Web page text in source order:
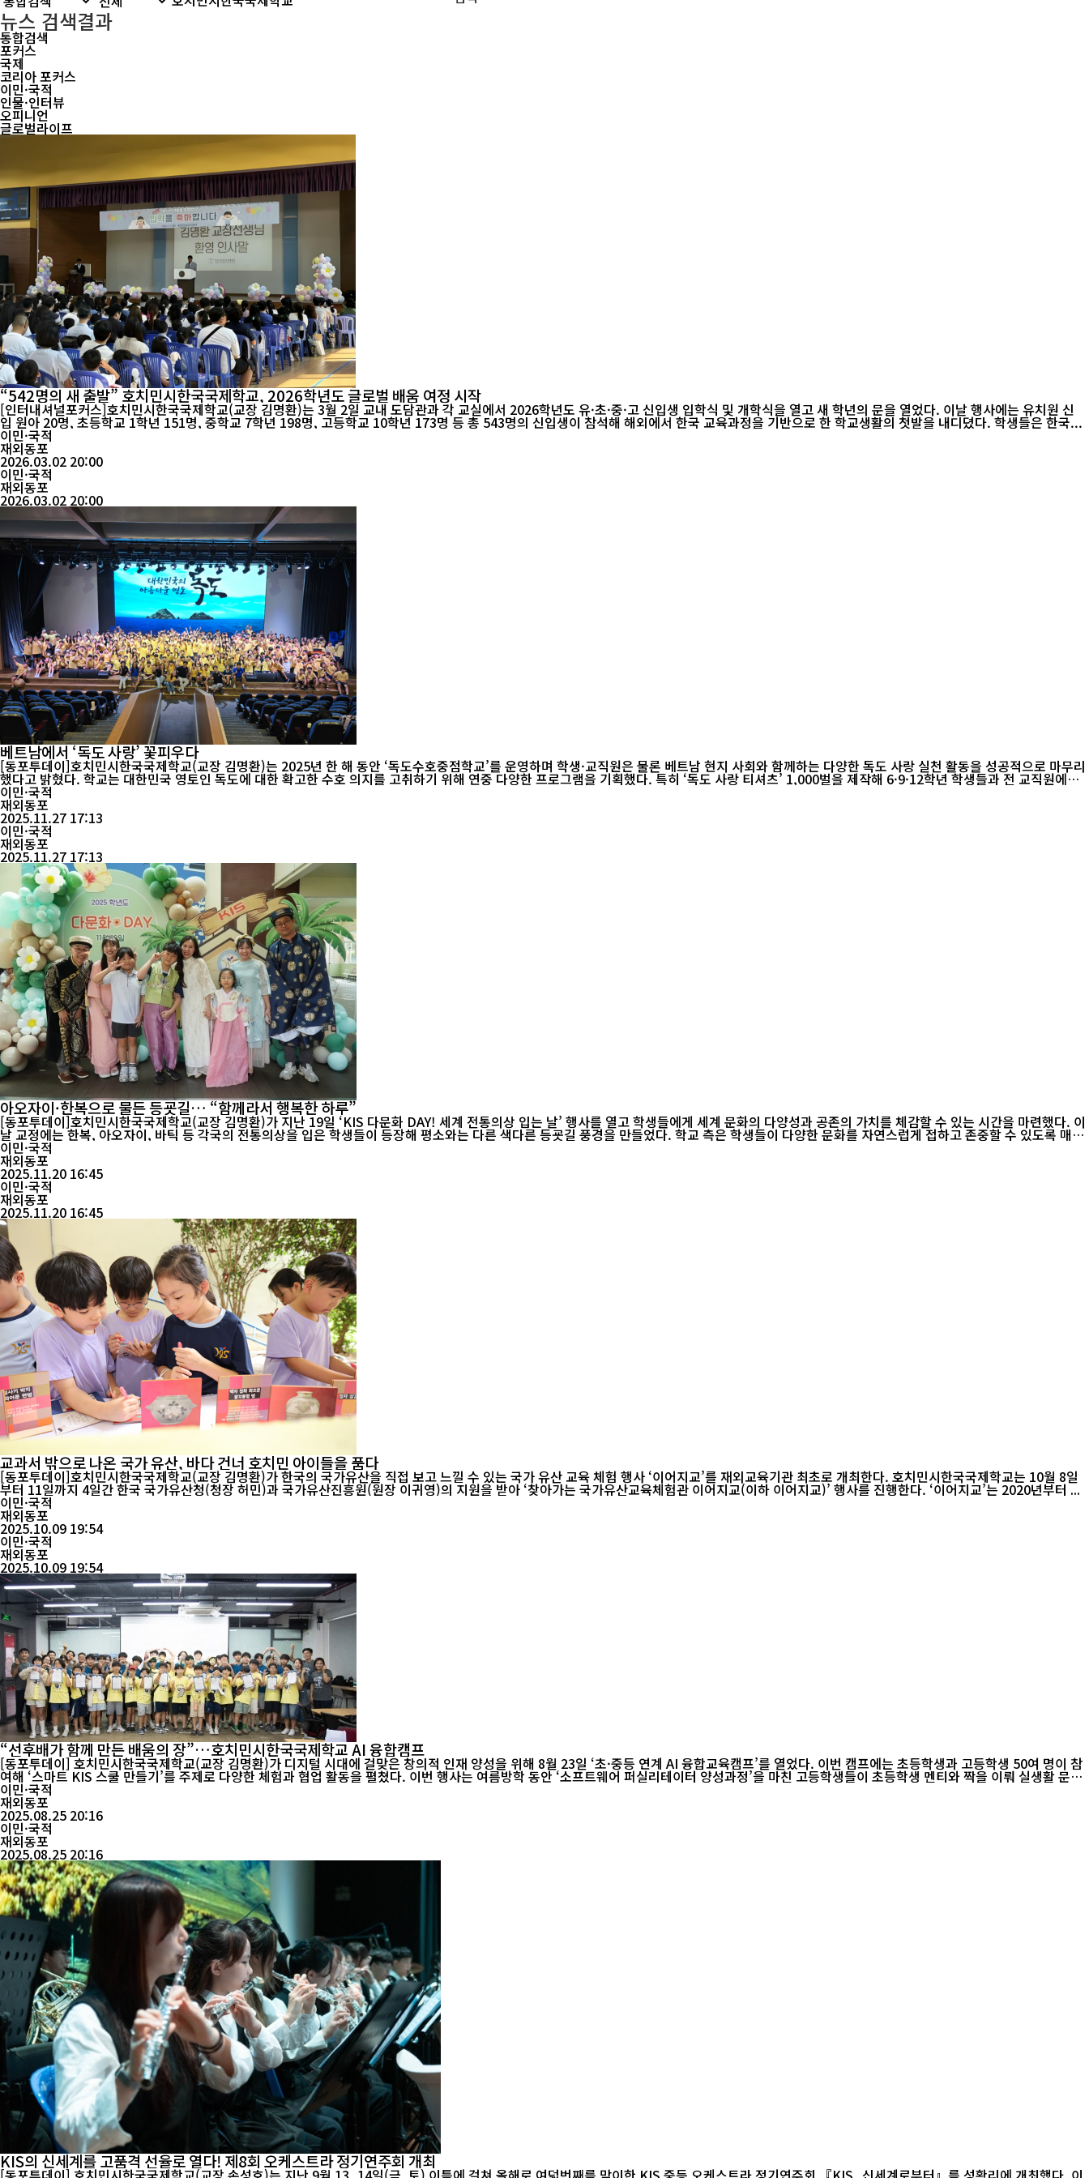
뉴스 검색결과
통합검색
포커스
국제
코리아 포커스
이민·국적
인물·인터뷰
오피니언
글로벌라이프
“542명의 새 출발” 호치민시한국국제학교, 2026학년도 글로벌 배움 여정 시작
[인터내셔널포커스]호치민시한국국제학교(교장 김명환)는 3월 2일 교내 도담관과 각 교실에서 2026학년도 유·초·중·고 신입생 입학식 및 개학식을 열고 새 학년의 문을 열었다. 이날 행사에는 유치원 신
입 원아 20명, 초등학교 1학년 151명, 중학교 7학년 198명, 고등학교 10학년 173명 등 총 543명의 신입생이 참석해 해외에서 한국 교육과정을 기반으로 한 학교생활의 첫발을 내디뎠다. 학생들은 한국...
이민·국적
재외동포
2026.03.02 20:00
이민·국적
재외동포
2026.03.02 20:00
베트남에서 ‘독도 사랑’ 꽃피우다
[동포투데이]호치민시한국국제학교(교장 김명환)는 2025년 한 해 동안 ‘독도수호중점학교’를 운영하며 학생·교직원은 물론 베트남 현지 사회와 함께하는 다양한 독도 사랑 실천 활동을 성공적으로 마무리
했다고 밝혔다. 학교는 대한민국 영토인 독도에 대한 확고한 수호 의지를 고취하기 위해 연중 다양한 프로그램을 기획했다. 특히 ‘독도 사랑 티셔츠’ 1,000벌을 제작해 6·9·12학년 학생들과 전 교직원에게
...
이민·국적
재외동포
2025.11.27 17:13
이민·국적
재외동포
2025.11.27 17:13
아오자이·한복으로 물든 등굣길… “함께라서 행복한 하루”
[동포투데이]호치민시한국국제학교(교장 김명환)가 지난 19일 ‘KIS 다문화 DAY! 세계 전통의상 입는 날’ 행사를 열고 학생들에게 세계 문화의 다양성과 공존의 가치를 체감할 수 있는 시간을 마련했다. 이
날 교정에는 한복, 아오자이, 바틱 등 각국의 전통의상을 입은 학생들이 등장해 평소와는 다른 색다른 등굣길 풍경을 만들었다. 학교 측은 학생들이 다양한 문화를 자연스럽게 접하고 존중할 수 있도록 매년
다문화...
이민·국적
재외동포
2025.11.20 16:45
이민·국적
재외동포
2025.11.20 16:45
교과서 밖으로 나온 국가 유산, 바다 건너 호치민 아이들을 품다
[동포투데이]호치민시한국국제학교(교장 김명환)가 한국의 국가유산을 직접 보고 느낄 수 있는 국가 유산 교육 체험 행사 ‘이어지교’를 재외교육기관 최초로 개최한다. 호치민시한국국제학교는 10월 8일
부터 11일까지 4일간 한국 국가유산청(청장 허민)과 국가유산진흥원(원장 이귀영)의 지원을 받아 ‘찾아가는 국가유산교육체험관 이어지교(이하 이어지교)’ 행사를 진행한다. ‘이어지교’는 2020년부터 ...
이민·국적
재외동포
2025.10.09 19:54
이민·국적
재외동포
2025.10.09 19:54
“선후배가 함께 만든 배움의 장”…호치민시한국국제학교 AI 융합캠프
[동포투데이] 호치민시한국국제학교(교장 김명환)가 디지털 시대에 걸맞은 창의적 인재 양성을 위해 8월 23일 ‘초·중등 연계 AI 융합교육캠프’를 열었다. 이번 캠프에는 초등학생과 고등학생 50여 명이 참
여해 ‘스마트 KIS 스쿨 만들기’를 주제로 다양한 체험과 협업 활동을 펼쳤다. 이번 행사는 여름방학 동안 ‘소프트웨어 퍼실리테이터 양성과정’을 마친 고등학생들이 초등학생 멘티와 짝을 이뤄 실생활 문제
해결에 도전...
이민·국적
재외동포
2025.08.25 20:16
이민·국적
재외동포
2025.08.25 20:16
KIS의 신세계를 고품격 선율로 열다! 제8회 오케스트라 정기연주회 개최